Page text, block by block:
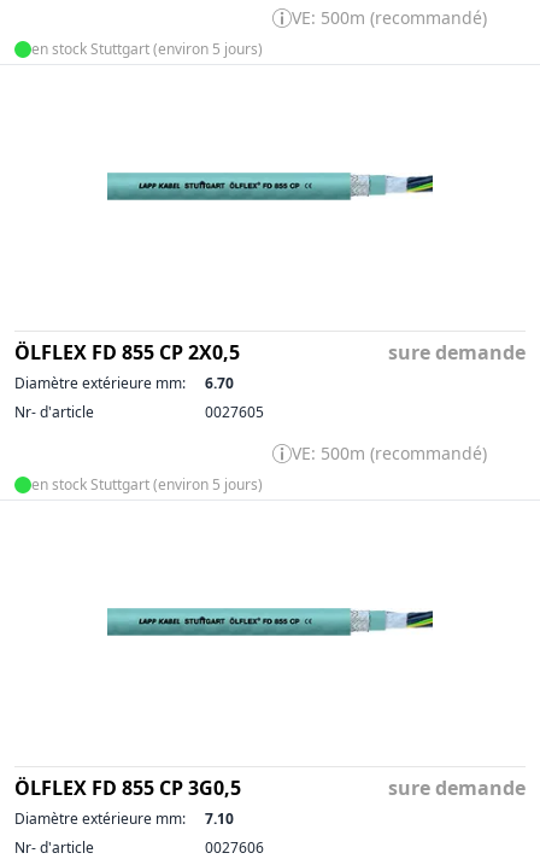
VE: 500m (recommandé)
en stock Stuttgart (environ 5 jours)
ÖLFLEX FD 855 CP 2X0,5 sure demande
Diamètre extérieure mm:
6.70
Nr- d'article
0027605
VE: 500m (recommandé)
en stock Stuttgart (environ 5 jours)
ÖLFLEX FD 855 CP 3G0,5 sure demande
Diamètre extérieure mm:
7.10
Nr- d'article
0027606